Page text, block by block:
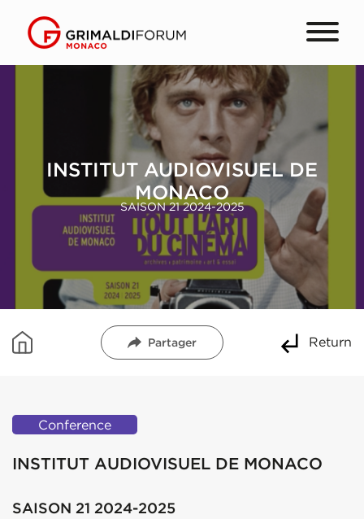
INSTITUT AUDIOVISUEL DE
MONACO
SAISON 21 2024-2025
Partager Return
Conference
INSTITUT AUDIOVISUEL DE MONACO
SAISON 21 2024-2025